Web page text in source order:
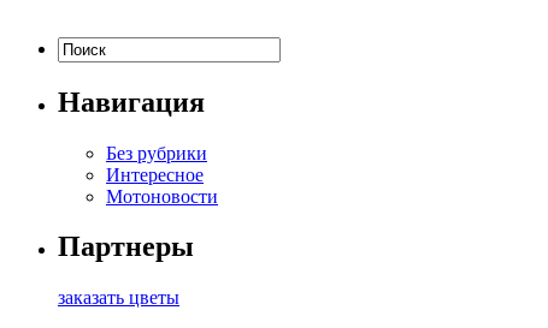
Навигация
Без рубрики
Интересное
Мотоновости
Партнеры
заказать цветы